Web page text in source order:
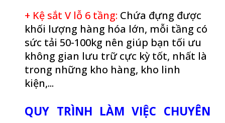
+ Kệ sắt V lỗ 6 tầng: Chứa đựng được
khối lượng hàng hóa lớn, mỗi tầng có
sức tải 50-100kg nên giúp bạn tối ưu
không gian lưu trữ cực kỳ tốt, nhất là
trong những kho hàng, kho linh
kiện,...
QUY TRÌNH LÀM VIỆC CHUYÊN